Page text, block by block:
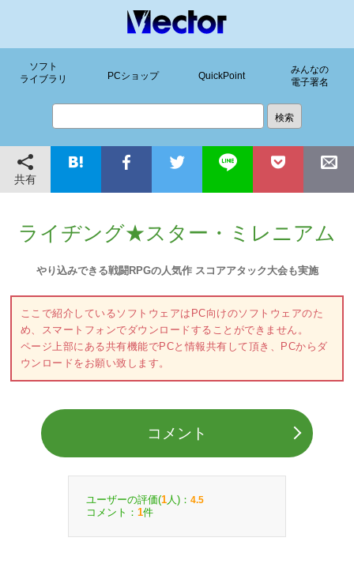
ソフト
ライブラリ
PCショップ QuickPoint
みんなの
電子署名
共有
ライヂング★スター・ミレニアム
やり込みできる戦闘RPGの人気作 スコアアタック大会も実施
ここで紹介しているソフトウェアはPC向けのソフトウェアのた
め、スマートフォンでダウンロードすることができません。
ページ上部にある共有機能でPCと情報共有して頂き、PCからダ
ウンロードをお願い致します。
コメント
ユーザーの評価(1 人)： 4.5
コメント： 1件